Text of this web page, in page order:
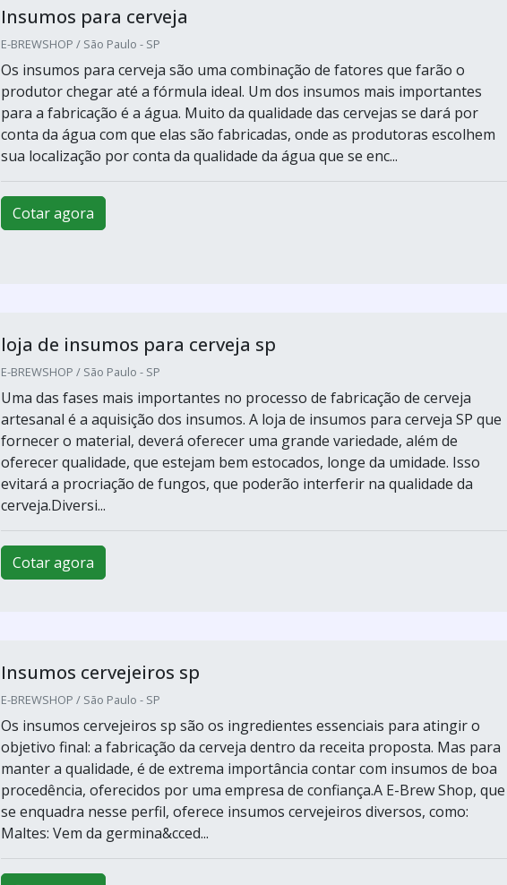
Insumos para cerveja
E-BREWSHOP / São Paulo - SP
Os insumos para cerveja são uma combinação de fatores que farão o
produtor chegar até a fórmula ideal. Um dos insumos mais importantes
para a fabricação é a água. Muito da qualidade das cervejas se dará por
conta da água com que elas são fabricadas, onde as produtoras escolhem
sua localização por conta da qualidade da água que se enc...
Cotar agora
loja de insumos para cerveja sp
E-BREWSHOP / São Paulo - SP
Uma das fases mais importantes no processo de fabricação de cerveja
artesanal é a aquisição dos insumos. A loja de insumos para cerveja SP que
fornecer o material, deverá oferecer uma grande variedade, além de
oferecer qualidade, que estejam bem estocados, longe da umidade. Isso
evitará a procriação de fungos, que poderão interferir na qualidade da
cerveja.Diversi...
Cotar agora
Insumos cervejeiros sp
E-BREWSHOP / São Paulo - SP
Os insumos cervejeiros sp são os ingredientes essenciais para atingir o
objetivo final: a fabricação da cerveja dentro da receita proposta. Mas para
manter a qualidade, é de extrema importância contar com insumos de boa
procedência, oferecidos por uma empresa de confiança.A E-Brew Shop, que
se enquadra nesse perfil, oferece insumos cervejeiros diversos, como:
Maltes: Vem da germina&cced...